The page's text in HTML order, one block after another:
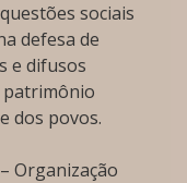
sociais
defesa de
e difusos
patrimônio
dos povos.
Organização